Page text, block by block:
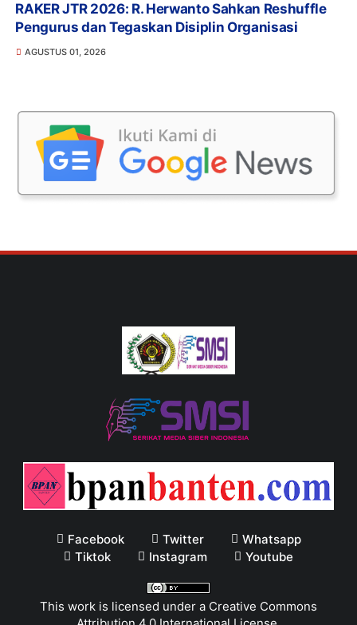
RAKER JTR 2026: R. Herwanto Sahkan Reshuffle
Pengurus dan Tegaskan Disiplin Organisasi
AGUSTUS 01, 2026
Facebook Twitter
Whatsapp
Tiktok
Instagram Youtube
This work is licensed under a Creative Commons